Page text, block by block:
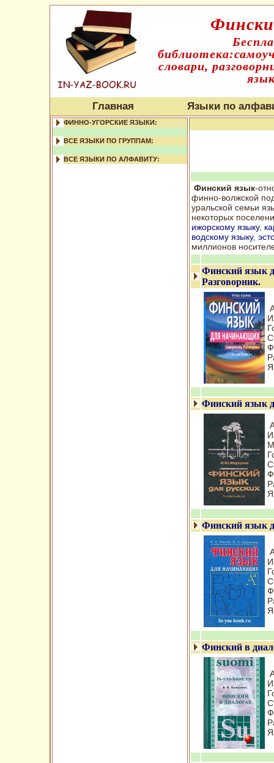
словари,
Главная Языки по
ФИННО-УГОРСКИЕ ЯЗЫКИ:
ВСЕ ЯЗЫКИ ПО ГРУППАМ:
ВСЕ ЯЗЫКИ ПО АЛФАВИТУ:
Финский язык-
финно-волжской
уральской семьи
некоторых
ижорскому языку,
водскому языку,
миллионов
Финский язык
Разговорник.
Финский язык
Финский язык
Финский в